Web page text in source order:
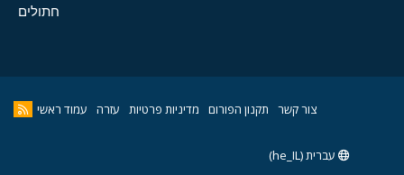
חתולים
צור קשר תקנון הפורום מדיניות פרטיות עזרה עמוד ראשי
עברית (he_IL)